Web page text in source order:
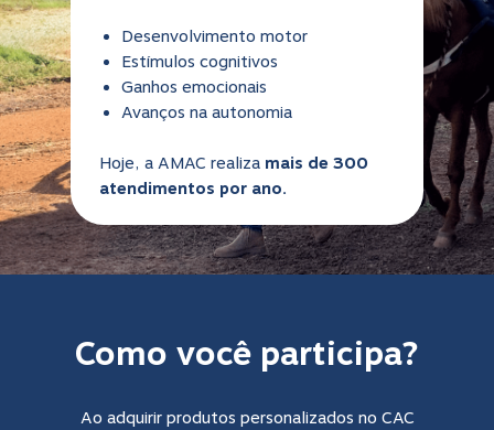
Desenvolvimento motor
Estímulos cognitivos
Ganhos emocionais
Avanços na autonomia
Hoje, a AMAC realiza mais de 300
atendimentos por ano.
Como você participa?
Ao adquirir produtos personalizados no CAC